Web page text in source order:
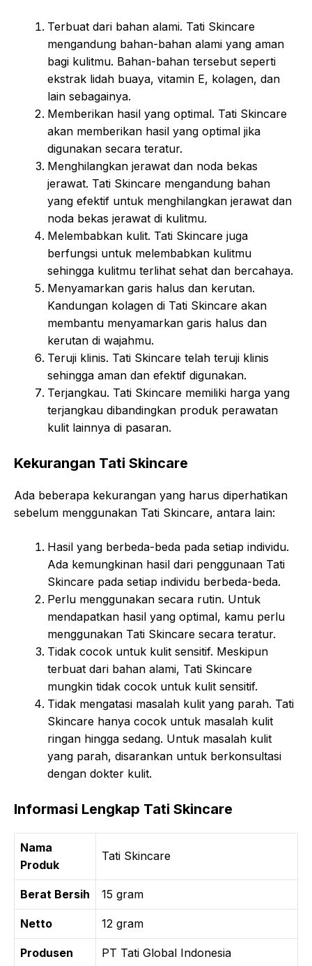
Terbuat dari bahan alami. Tati Skincare
mengandung bahan-bahan alami yang aman
bagi kulitmu. Bahan-bahan tersebut seperti
ekstrak lidah buaya, vitamin E, kolagen, dan
lain sebagainya.
Memberikan hasil yang optimal. Tati Skincare
akan memberikan hasil yang optimal jika
digunakan secara teratur.
Menghilangkan jerawat dan noda bekas
jerawat. Tati Skincare mengandung bahan
yang efektif untuk menghilangkan jerawat dan
noda bekas jerawat di kulitmu.
Melembabkan kulit. Tati Skincare juga
berfungsi untuk melembabkan kulitmu
sehingga kulitmu terlihat sehat dan bercahaya.
Menyamarkan garis halus dan kerutan.
Kandungan kolagen di Tati Skincare akan
membantu menyamarkan garis halus dan
kerutan di wajahmu.
Teruji klinis. Tati Skincare telah teruji klinis
sehingga aman dan efektif digunakan.
Terjangkau. Tati Skincare memiliki harga yang
terjangkau dibandingkan produk perawatan
kulit lainnya di pasaran.
Kekurangan Tati Skincare
Ada beberapa kekurangan yang harus diperhatikan
sebelum menggunakan Tati Skincare, antara lain:
Hasil yang berbeda-beda pada setiap individu.
Ada kemungkinan hasil dari penggunaan Tati
Skincare pada setiap individu berbeda-beda.
Perlu menggunakan secara rutin. Untuk
mendapatkan hasil yang optimal, kamu perlu
menggunakan Tati Skincare secara teratur.
Tidak cocok untuk kulit sensitif. Meskipun
terbuat dari bahan alami, Tati Skincare
mungkin tidak cocok untuk kulit sensitif.
Tidak mengatasi masalah kulit yang parah. Tati
Skincare hanya cocok untuk masalah kulit
ringan hingga sedang. Untuk masalah kulit
yang parah, disarankan untuk berkonsultasi
dengan dokter kulit.
Informasi Lengkap Tati Skincare
Nama
Produk
Tati Skincare
Berat Bersih 15 gram
Netto 12 gram
Produsen PT Tati Global Indonesia